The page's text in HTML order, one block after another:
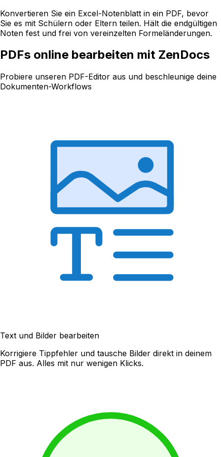
Konvertieren Sie ein Excel-Notenblatt in ein PDF, bevor
Sie es mit Schülern oder Eltern teilen. Hält die endgültigen
Noten fest und frei von vereinzelten Formeländerungen.
PDFs online bearbeiten mit ZenDocs
Probiere unseren PDF-Editor aus und beschleunige deine
Dokumenten-Workflows
Text und Bilder bearbeiten
Korrigiere Tippfehler und tausche Bilder direkt in deinem
PDF aus. Alles mit nur wenigen Klicks.